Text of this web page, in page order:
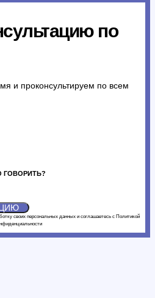
по
и проконсультируем по всем
ГОВОРИТЬ?
своих персональных данных и соглашаетесь с Политикой